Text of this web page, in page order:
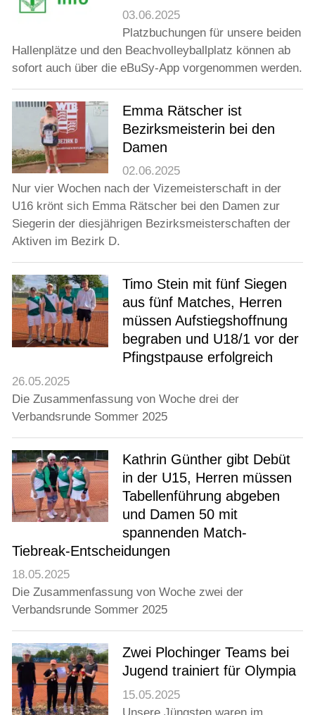
03.06.2025
Platzbuchungen für unsere beiden
Hallenplätze und den Beachvolleyballplatz können ab
sofort auch über die eBuSy-App vorgenommen werden.
Emma Rätscher ist
Bezirksmeisterin bei den
Damen
02.06.2025
Nur vier Wochen nach der Vizemeisterschaft in der
U16 krönt sich Emma Rätscher bei den Damen zur
Siegerin der diesjährigen Bezirksmeisterschaften der
Aktiven im Bezirk D.
Timo Stein mit fünf Siegen
aus fünf Matches, Herren
müssen Aufstiegshoffnung
begraben und U18/1 vor der
Pfingstpause erfolgreich
26.05.2025
Die Zusammenfassung von Woche drei der
Verbandsrunde Sommer 2025
Kathrin Günther gibt Debüt
in der U15, Herren müssen
Tabellenführung abgeben
und Damen 50 mit
spannenden Match-
Tiebreak-Entscheidungen
18.05.2025
Die Zusammenfassung von Woche zwei der
Verbandsrunde Sommer 2025
Zwei Plochinger Teams bei
Jugend trainiert für Olympia
15.05.2025